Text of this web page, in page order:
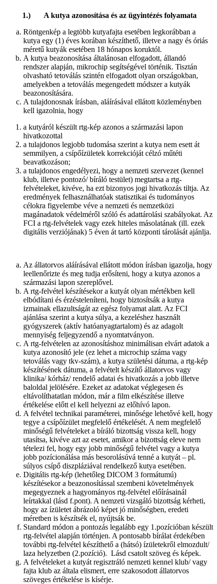
1.) A kutya azonosítása és az ügyintézés folyamata
Röntgenkép a legtöbb kutyafajta esetében legkorábban a
kutya egy (1) éves korában készíthető, illetve a nagy és óriás
méretű kutyák esetében 18 hónapos koruktól.
A kutya beazonosítása általánosan elfogadott, állandó
rendszer alapján, mikrochip segítségével történik. Tisztán
olvasható tetoválás szintén elfogadott olyan országokban,
amelyekben a tetoválás megengedett módszer a kutyák
beazonosítására.
A tulajdonosnak írásban, aláírásával ellátott közleményben
kell igazolnia, hogy
a kutyáról készült rtg-kép azonos a származási lapon
hivatkozottal
a tulajdonos legjobb tudomása szerint a kutya nem esett át
semmilyen, a csípőízületek korrekcióját célzó műtéti
beavatkozáson;
a tulajdonos engedélyezi, hogy a nemzeti szervezet (kennel
klub, illetve pontozó/ bíráló testület) megtartsa a rtg-
felvételeket, kivéve, ha ezt bizonyos jogi hivatkozás tiltja. Az
eredmények felhasználhatóak statisztikai és tudományos
célokra figyelembe véve a nemzeti és nemzetközi
magánadatok védelméről szóló és adattárolási szabályokat. Az
FCI a rtg-felvételek vagy ezek hiteles másolatának (ill. ezek
digitális verziójának) 5 éven át tartó központi tárolását ajánlja.
Az állatorvos aláírásával ellátott módon írásban igazolja, hogy
leellenőrizte és meg tudja erősíteni, hogy a kutya azonos a
származási lapon szereplővel.
A rtg-felvétel készítésekor a kutyát olyan mértékben kell
elbódítani és érzésteleníteni, hogy biztosítsák a kutya
izmainak ellazultságát az egész folyamat alatt. Az FCI
ajánlása szerint a kutya súlya, a kezeléshez használt
gyógyszerek (aktív hatóanyagtartalom) és az adagolt
mennyiség feljegyzendő a nyomtatványon.
A rtg-felvételen az azonosításhoz minimálisan elvárt adatok a
kutya azonosító jele (ez lehet a microchip száma vagy
tetoválás vagy tkv-szám), a kutya születési dátuma, a rtg-kép
készítésének dátuma, a felvételt készítő állatorvos vagy
klinika/ kórház/ rendelő adatai és hivatkozás a jobb illetve
baloldal jelölésére. Ezeket az adatokat véglegesen és
eltávolíthatatlan módon, már a film elkészítése illetve
értékelése előtt el kell helyezni az előhívó lapon.
A felvétel technikai paraméterei, minősége lehetővé kell, hogy
tegye a csípőízület megfelelő értékelését. A nem megfelelő
minőségű felvételeket a bíráló bizottság vissza kell, hogy
utasítsa, kivéve azt az esetet, amikor a bizottság eleve nem
tételezi fel, hogy egy jobb minőségű felvétel vagy a kutya
jobb pozícionálása más besorolásúvá tenné a kutyát – pl.
súlyos csípő diszpláziával rendelkező kutya esetében.
Digitális rtg-kép (lehetőleg DICOM 3 formátumú)
készítésekor a beazonosítással szembeni követelmények
megegyeznek a hagyományos rtg-felvétel előírásainál
leírtakkal (lásd f.pont). A nemzeti vizsgáló bizottság kérheti,
hogy az ízületet ábrázoló képet jó minőségben, eredeti
méretben is készítsék el, nyújtsák be.
Standard módon a pontozás legalább egy 1.pozícióban készült
rtg-felvétel alapján történjen. A pontosabb bírálat érdekében
további rtg-felvétel készíthető a (hátsó) ízületekről elmozdult/
laza helyzetben (2.pozíció). Lásd csatolt szöveg és képek.
A felvételeket a kutyát regisztráló nemzeti kennel klub/ vagy
fajta klub az általa elismert, erre szakosodott állatorvos
szöveges értékelése is kísérje.